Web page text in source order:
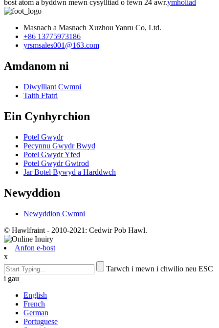
bost atom a byddwn mewn cysylltiad o fewn 24 awr.ymholiad
Masnach a Masnach Xuzhou Yanru Co, Ltd.
+86 13775973186
yrsmsales001@163.com
Amdanom ni
Diwylliant Cwmni
Taith Ffatri
Ein Cynhyrchion
Potel Gwydr
Pecynnu Gwydr Bwyd
Potel Gwydr Yfed
Potel Gwydr Gwirod
Jar Botel Bywyd a Harddwch
Newyddion
Newyddion Cwmni
© Hawlfraint - 2010-2021: Cedwir Pob Hawl.
Anfon e-bost
x
Tarwch i mewn i chwilio neu ESC
i gau
English
French
German
Portuguese